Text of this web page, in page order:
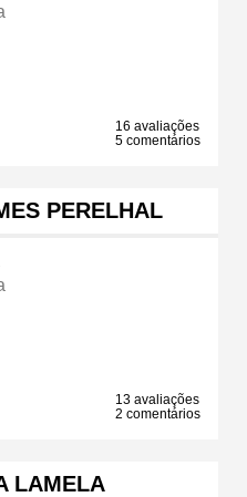
16 avaliações
5 comentários
PERELHAL
13 avaliações
2 comentários
LAMELA